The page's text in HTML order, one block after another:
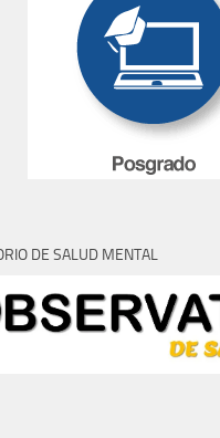
DE SALUD MENTAL